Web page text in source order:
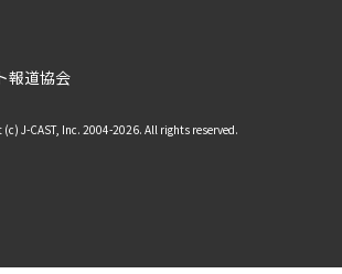
報道協会
J-CAST, Inc. 2004-2026. All rights reserved.